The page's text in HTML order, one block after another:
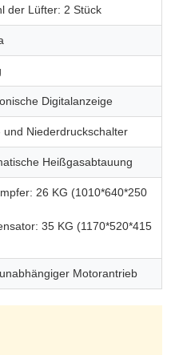
der Lüfter: 2 Stück
Digitalanzeige
und Niederdruckschalter
Heißgasabtauung
26 KG (1010*640*250
35 KG (1170*520*415
Motorantrieb